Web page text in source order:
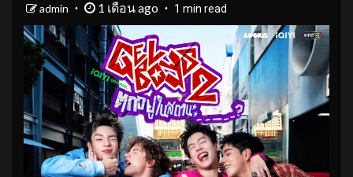
admin 1 เดือน ago 1 min read